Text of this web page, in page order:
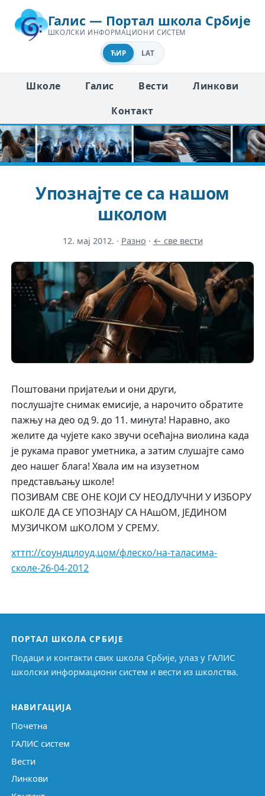
Галис — Портал школа Србије
ШКОЛСКИ ИНФОРМАЦИОНИ СИСТЕМ
ЋИР LAT
Школе Галис Вести
Линкови
Контакт
Упознајте се са нашом
школом
12. мај 2012. · Разно · ← све вести
Поштовани пријатељи и они други,
послушајте снимак емисије, а нарочито обратите
пажњу на део од 9. до 11. минута! Наравно, ако
желите да чујете како звучи осећајна виолина када
је рукама правог уметника, а затим слушајте само
део нашег блага! Хвала им на изузетном
представљању школе!
ПОЗИВАМ СВЕ ОНЕ КОЈИ СУ НЕОДЛУЧНИ У ИЗБОРУ
шКОЛЕ ДА СЕ УПОЗНАЈУ СА НАшОМ, ЈЕДИНОМ
МУЗИЧКОМ шКОЛОМ У СРЕМУ.
хттп://соундцлоуд.цом/флеско/на-таласима-
сколе-26-04-2012
ПОРТАЛ ШКОЛА СРБИЈЕ
Подаци и контакти свих школа Србије, улаз у ГАЛИС
школски информациони систем и вести из школства.
НАВИГАЦИЈА
Почетна
ГАЛИС систем
Вести
Линкови